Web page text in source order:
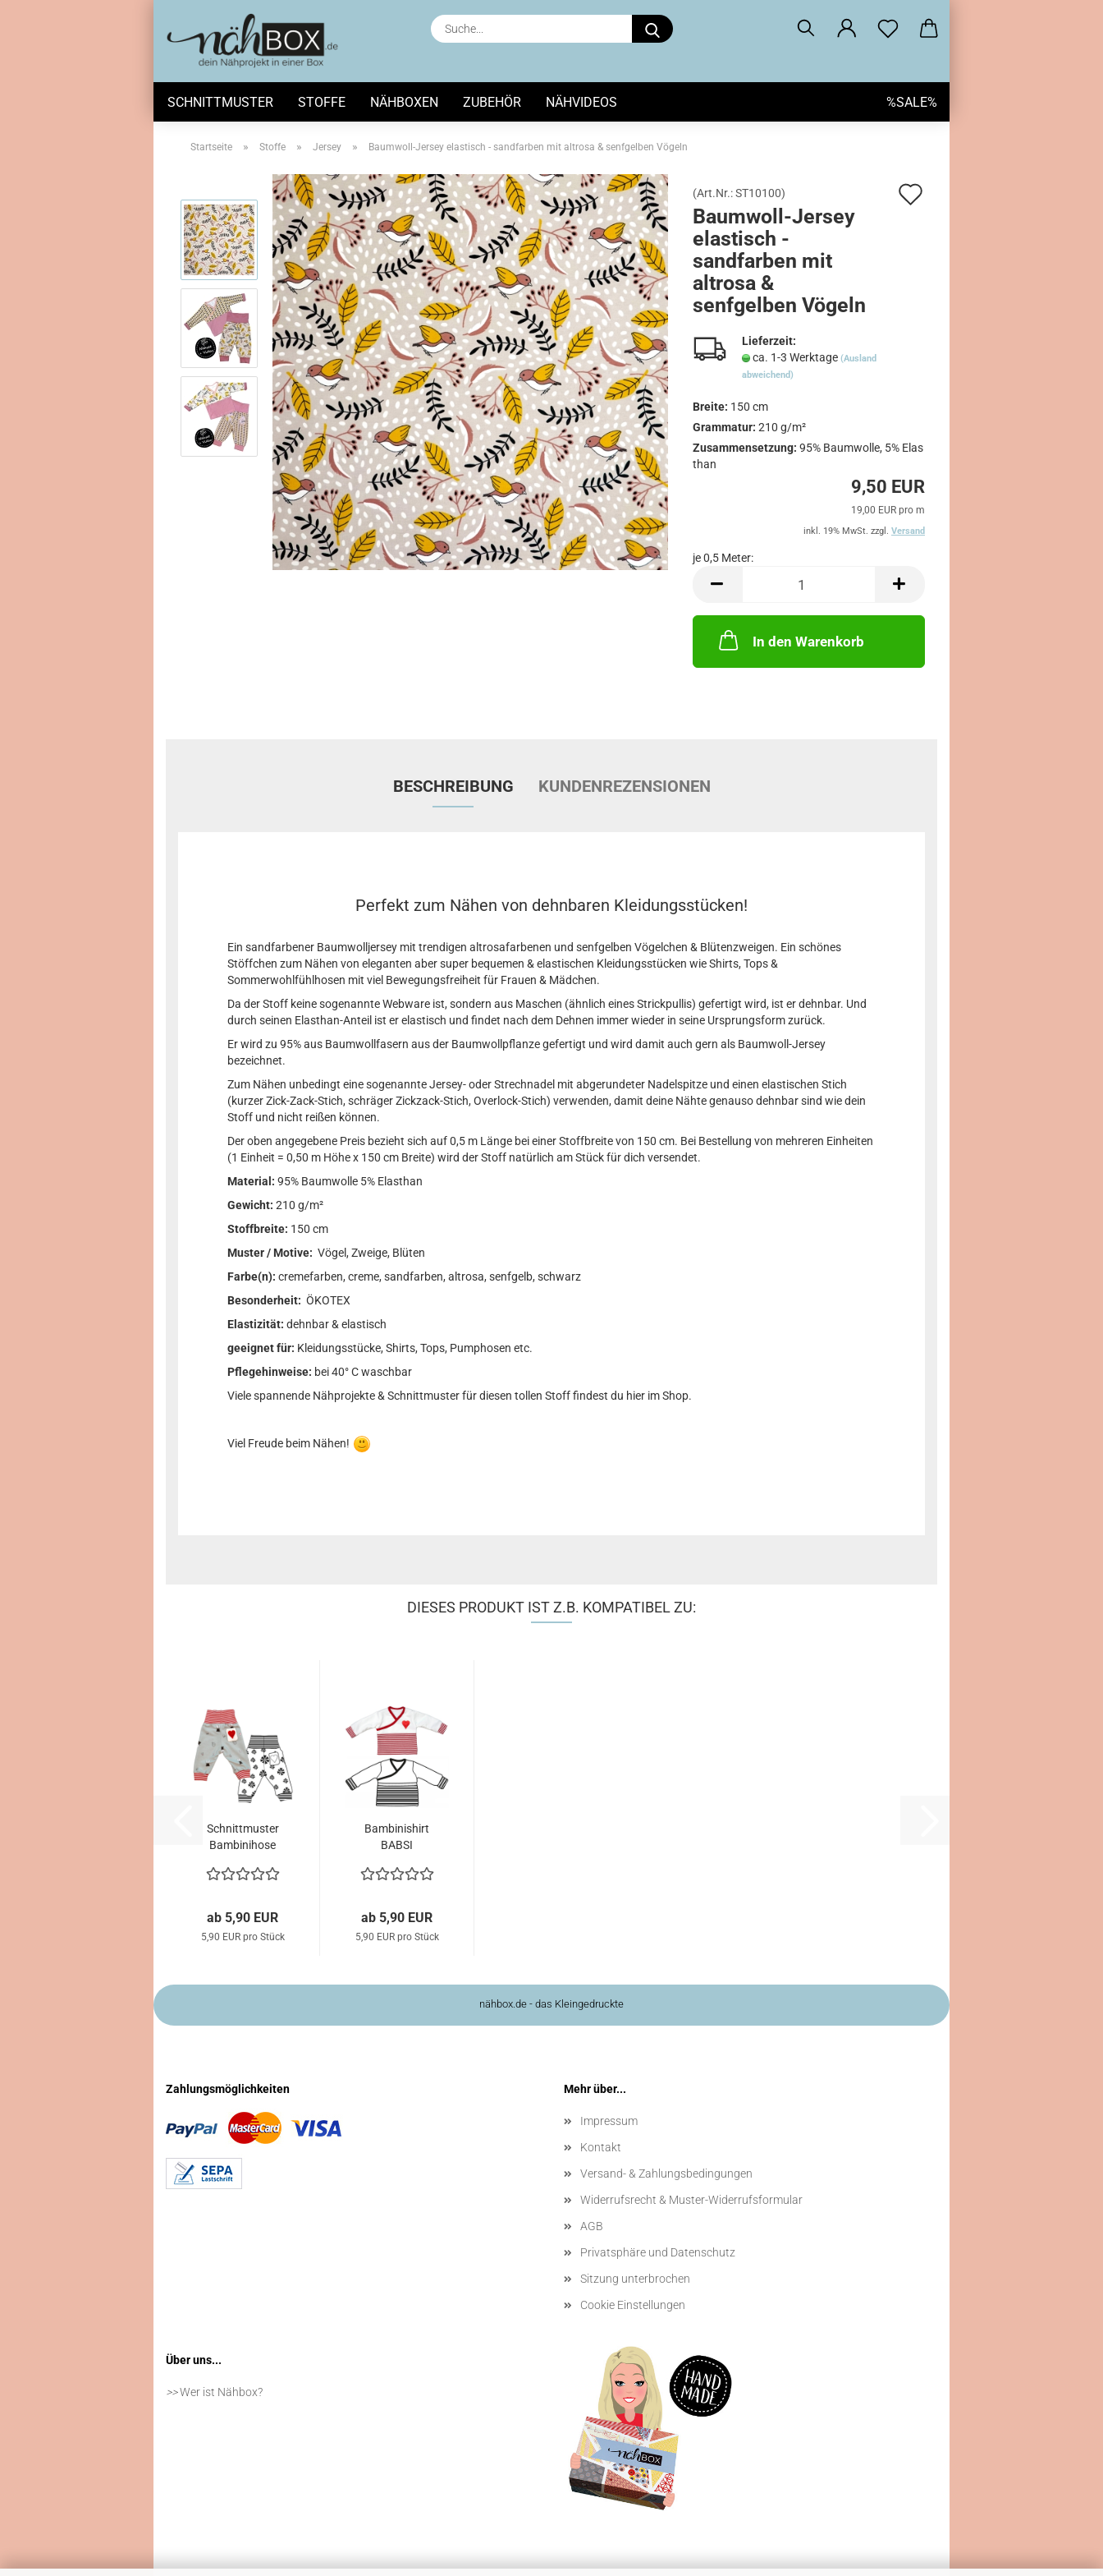
Suche...
SCHNITTMUSTER STOFFE NÄHBOXEN ZUBEHÖR NÄHVIDEOS %SALE%
Startseite » Stoffe » Jersey » Baumwoll-Jersey elastisch - sandfarben mit altrosa & senfgelben Vögeln
(Art.Nr.:ST10100)
Baumwoll-Jersey
elastisch -
sandfarben mit
altrosa &
senfgelben Vögeln
Lieferzeit:
ca. 1-3 Werktage (Ausland
abweichend)
Breite: 150 cm
Grammatur: 210 g/m²
Zusammensetzung: 95% Baumwolle, 5% Elas
than
9,50 EUR
19,00 EUR pro m
inkl. 19% MwSt. zzgl. Versand
je 0,5 Meter:
Meter
In den Warenkorb
BESCHREIBUNG KUNDENREZENSIONEN
Perfekt zum Nähen von dehnbaren Kleidungsstücken!
Ein sandfarbener Baumwolljersey mit trendigen altrosafarbenen und senfgelben Vögelchen & Blütenzweigen. Ein schönes
Stöffchen zum Nähen von eleganten aber super bequemen & elastischen Kleidungsstücken wie Shirts, Tops &
Sommerwohlfühlhosen mit viel Bewegungsfreiheit für Frauen & Mädchen.
Da der Stoff keine sogenannte Webware ist, sondern aus Maschen (ähnlich eines Strickpullis) gefertigt wird, ist er dehnbar. Und
durch seinen Elasthan-Anteil ist er elastisch und findet nach dem Dehnen immer wieder in seine Ursprungsform zurück.
Er wird zu 95% aus Baumwollfasern aus der Baumwollpflanze gefertigt und wird damit auch gern als Baumwoll-Jersey
bezeichnet.
Zum Nähen unbedingt eine sogenannte Jersey- oder Strechnadel mit abgerundeter Nadelspitze und einen elastischen Stich
(kurzer Zick-Zack-Stich, schräger Zickzack-Stich, Overlock-Stich) verwenden, damit deine Nähte genauso dehnbar sind wie dein
Stoff und nicht reißen können.
Der oben angegebene Preis bezieht sich auf 0,5 m Länge bei einer Stoffbreite von 150 cm. Bei Bestellung von mehreren Einheiten
(1 Einheit = 0,50 m Höhe x 150 cm Breite) wird der Stoff natürlich am Stück für dich versendet.
Material: 95% Baumwolle 5% Elasthan
Gewicht: 210 g/m²
Stoffbreite: 150 cm
Muster / Motive: Vögel, Zweige, Blüten
Farbe(n): cremefarben, creme, sandfarben, altrosa, senfgelb, schwarz
Besonderheit: ÖKOTEX
Elastizität: dehnbar & elastisch
geeignet für: Kleidungsstücke, Shirts, Tops, Pumphosen etc.
Pflegehinweise: bei 40° C waschbar
Viele spannende Nähprojekte & Schnittmuster für diesen tollen Stoff findest du hier im Shop.
Viel Freude beim Nähen!
DIESES PRODUKT IST Z.B. KOMPATIBEL ZU:
Schnittmuster
Bambinihose
ab 5,90 EUR
5,90 EUR pro Stück
Bambinishirt
BABSI
ab 5,90 EUR
5,90 EUR pro Stück
nähbox.de - das Kleingedruckte
Zahlungsmöglichkeiten Mehr über...
Impressum
Kontakt
Versand- & Zahlungsbedingungen
Widerrufsrecht & Muster-Widerrufsformular
AGB
Privatsphäre und Datenschutz
Sitzung unterbrochen
Cookie Einstellungen
Über uns...
>>Wer ist Nähbox?